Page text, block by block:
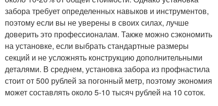
забора требует определенных навыков и инструментов,
поэтому если вы не уверены в своих силах, лучше
доверить это профессионалам. Также можно сэкономить
на установке, если выбрать стандартные размеры
секций и не усложнять конструкцию дополнительными
деталями. В среднем, установка забора из профнастила
стоит от 500 рублей за погонный метр, поэтому экономия
может составлять около 5-10 тысяч рублей на 10 соток.